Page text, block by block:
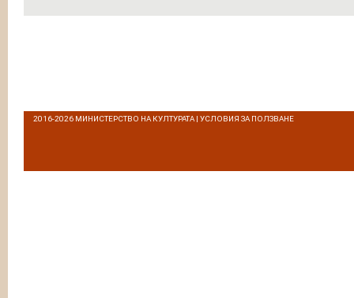
2016-2026 МИНИСТЕРСТВО НА КУЛТУРАТА | УСЛОВИЯ ЗА ПОЛЗВАНЕ